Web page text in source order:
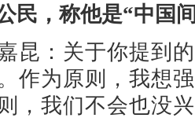
民，称他是“中国
昆：关于你提到
作为原则，我想
，我们不会也没